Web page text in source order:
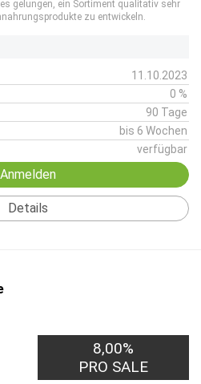
gelungen, ein Sortiment qualitativ sehr
zu entwickeln.
11.10.2023
0 %
90 Tage
bis 6 Wochen
verfügbar
Anmelden
Details
8,00%
PRO SALE